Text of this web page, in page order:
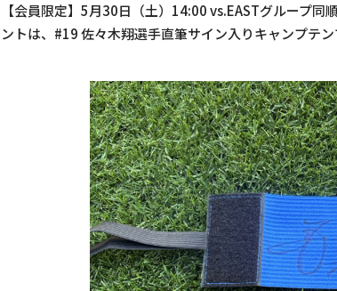
【会員限定】5月30日（土）14:00 vs.EASTグループ
ントは、#19 佐々木翔選手直筆サイン入りキャンプテン